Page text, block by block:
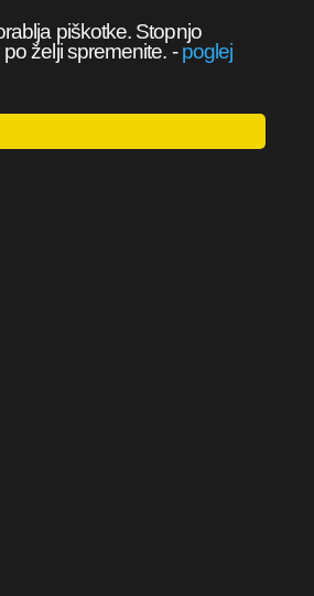
piškotke. Stopnjo
želji spremenite. -poglej